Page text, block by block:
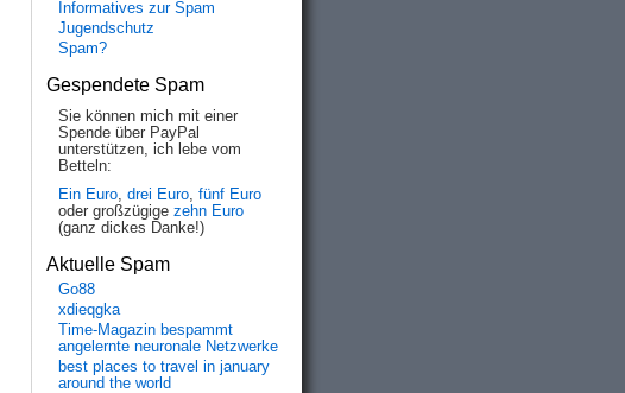
Informatives zur Spam
Jugendschutz
Spam?
Gespendete Spam
Sie können mich mit einer
Spende über PayPal
unterstützen, ich lebe vom
Betteln:
Ein Euro, drei Euro, fünf Euro
oder großzügige zehn Euro
(ganz dickes Danke!)
Aktuelle Spam
Go88
xdieqgka
Time-Magazin bespammt
angelernte neuronale Netzwerke
best places to travel in january
around the world